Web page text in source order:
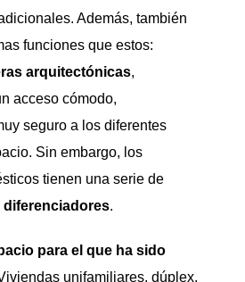
Además, también
funciones que estos:
arquitectónicas,
acceso cómodo,
seguro a los diferentes
Sin embargo, los
tienen una serie de
diferenciadores.
para el que ha sido
unifamiliares, dúplex,